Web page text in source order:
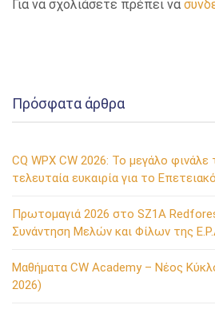
Για να σχολιάσετε πρέπει να
Πρόσφατα άρθρα
CQ WPX CW 2026: Το μεγάλο φινάλε
τελευταία ευκαιρία για το
Πρωτομαγιά 2026 στο SZ1A
Συνάντηση Μελών και Φίλων της
Μαθήματα CW Academy – Νέος
2026)